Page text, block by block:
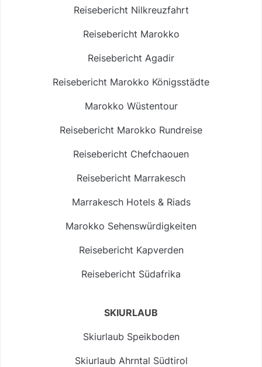
Reisebericht Nilkreuzfahrt
Reisebericht Marokko
Reisebericht Agadir
Reisebericht Marokko Königsstädte
Marokko Wüstentour
Reisebericht Marokko Rundreise
Reisebericht Chefchaouen
Reisebericht Marrakesch
Marrakesch Hotels & Riads
Marokko Sehenswürdigkeiten
Reisebericht Kapverden
Reisebericht Südafrika
SKIURLAUB
Skiurlaub Speikboden
Skiurlaub Ahrntal Südtirol